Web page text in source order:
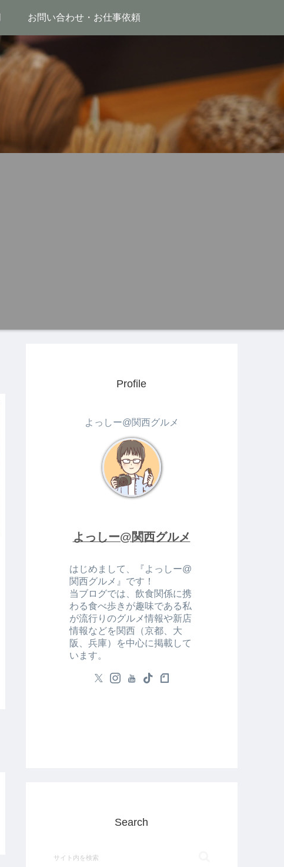
お問い合わせ・お仕事依頼
Profile
よっしー@関西グルメ
よっしー@関西グルメ
はじめまして、『よっしー@
関西グルメ』です！
当ブログでは、飲食関係に携
わる食べ歩きが趣味である私
が流行りのグルメ情報や新店
情報などを関西（京都、大
阪、兵庫）を中心に掲載して
います。
Search